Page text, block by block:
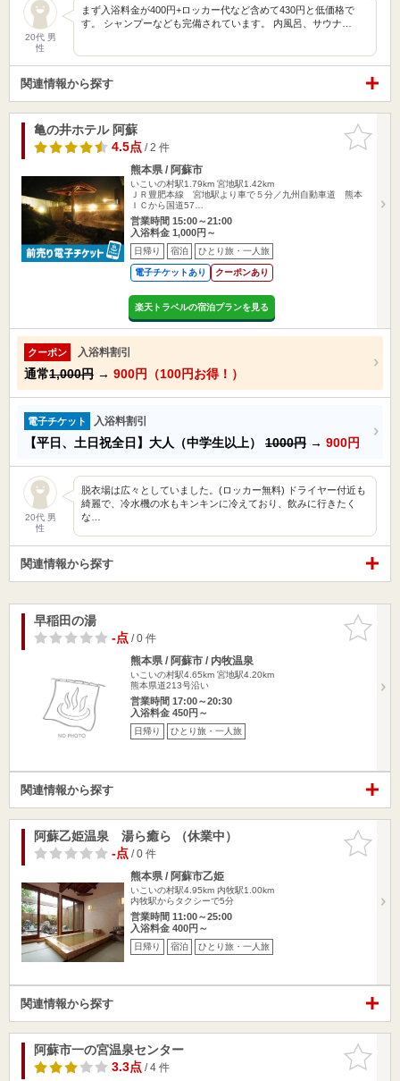
20代 男
性
まず入浴料金が400円+ロッカー代など含めて430円と低価格で
す。 シャンプーなども完備されています。 内風呂、サウナ…
関連情報から探す
お気に入
りに追加
亀の井ホテル 阿蘇
4.5点/ 2 件
熊本県 / 阿蘇市
いこいの村駅1.79km 宮地駅1.42km
ＪＲ豊肥本線 宮地駅より車で５分／九州自動車道 熊本
ＩＣから国道57…
営業時間 15:00～21:00
入浴料金 1,000円～
日帰り 宿泊 ひとり旅・一人旅
電子チケットあり クーポンあり
楽天トラベルの宿泊プランを見る
クーポン 入浴料割引
通常1,000円 → 900円（100円お得！）
電子チケット 入浴料割引
【平日、土日祝全日】大人（中学生以上） 1000円 → 900円
20代 男
性
脱衣場は広々としていました。(ロッカー無料) ドライヤー付近も
綺麗で、冷水機の水もキンキンに冷えており、飲みに行きたく
な…
関連情報から探す
お気に入
りに追加
早稲田の湯
-点/ 0 件
熊本県 / 阿蘇市 / 内牧温泉
いこいの村駅4.65km 宮地駅4.20km
熊本県道213号沿い
営業時間 17:00～20:30
入浴料金 450円～
日帰り ひとり旅・一人旅
関連情報から探す
お気に入
りに追加
阿蘇乙姫温泉 湯ら癒ら （休業中）
-点/ 0 件
熊本県 / 阿蘇市乙姫
いこいの村駅4.95km 内牧駅1.00km
内牧駅からタクシーで5分
営業時間 11:00～25:00
入浴料金 400円～
日帰り 宿泊 ひとり旅・一人旅
関連情報から探す
お気に入
りに追加
阿蘇市一の宮温泉センター
3.3点/ 4 件